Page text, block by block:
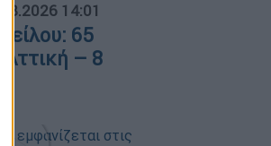
14:01
65
Αττική – 8